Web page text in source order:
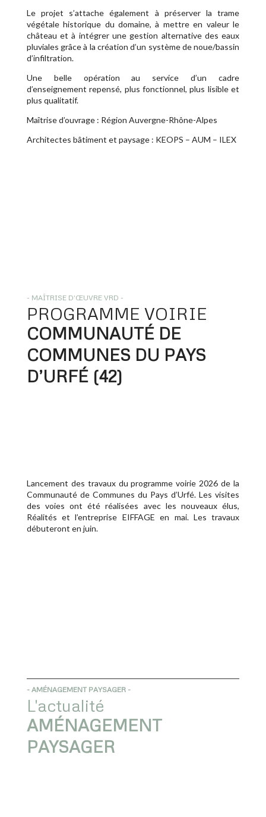
Le projet s’attache également à préserver la trame
végétale historique du domaine, à mettre en valeur le
château et à intégrer une gestion alternative des eaux
pluviales grâce à la création d’un système de noue/bassin
d’infiltration.
Une belle opération au service d’un cadre
d’enseignement repensé, plus fonctionnel, plus lisible et
plus qualitatif.
Maîtrise d’ouvrage : Région Auvergne-Rhône-Alpes
Architectes bâtiment et paysage : KEOPS – AUM – ILEX
- MAÎTRISE D'ŒUVRE VRD -
PROGRAMME VOIRIE
COMMUNAUTÉ DE
COMMUNES DU PAYS
D’URFÉ (42)
Lancement des travaux du programme voirie 2026 de la
Communauté de Communes du Pays d’Urfé. Les visites
des voies ont été réalisées avec les nouveaux élus,
Réalités et l’entreprise EIFFAGE en mai. Les travaux
débuteront en juin.
- AMÉNAGEMENT PAYSAGER -
L'actualité
AMÉNAGEMENT
PAYSAGER